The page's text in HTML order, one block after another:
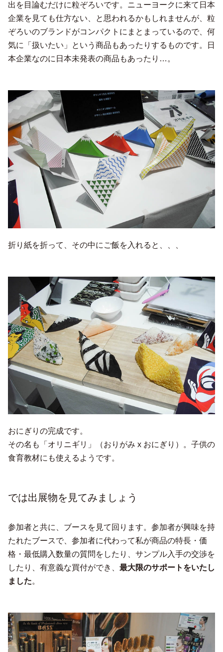
出を目論むだけに粒ぞろいです。ニューヨークに来て日本
企業を見ても仕方ない、と思われるかもしれませんが、粒
ぞろいのブランドがコンパクトにまとまっているので、何
気に「扱いたい」という商品もあったりするものです。日
本企業なのに日本未発表の商品もあったり…。
折り紙を折って、その中にご飯を入れると、、、
おにぎりの完成です。
その名も「オリニギリ」（おりがみ x おにぎり）。子供の
食育教材にも使えるようです。
では出展物を見てみましょう
参加者と共に、ブースを見て回ります。参加者が興味を持
たれたブースで、参加者に代わって私が商品の特長・価
格・最低購入数量の質問をしたり、サンプル入手の交渉を
したり、有意義な買付ができ、 最大限のサポートをいたし
ました。